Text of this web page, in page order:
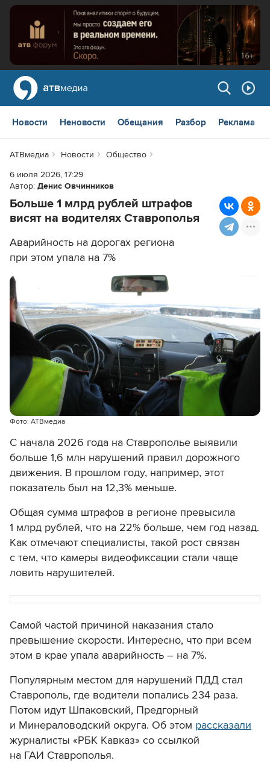
Новости Неновости Обещания Разбор Реклама
АТВмедиа Новости
Общество
6 июля 2026, 17:29
Автор: Денис Овчинников
Больше 1 млрд рублей штрафов
висят на водителях Ставрополья
Аварийность на дорогах региона
при этом упала на 7%
Фото: АТВмедиа
С начала 2026 года на Ставрополье выявили
больше 1,6 млн нарушений правил дорожного
движения. В прошлом году, например, этот
показатель был на 12,3% меньше.
Общая сумма штрафов в регионе превысила
1 млрд рублей, что на 22% больше, чем год назад.
Как отмечают специалисты, такой рост связан
с тем, что камеры видеофиксации стали чаще
ловить нарушителей.
Самой частой причиной наказания стало
превышение скорости. Интересно, что при всем
этом в крае упала аварийность – на 7%.
Популярным местом для нарушений ПДД стал
Ставрополь, где водители попались 234 раза.
Потом идут Шпаковский, Предгорный
и Минераловодский округа. Об этом рассказали
журналисты «РБК Кавказ» со ссылкой
на ГАИ Ставрополья.